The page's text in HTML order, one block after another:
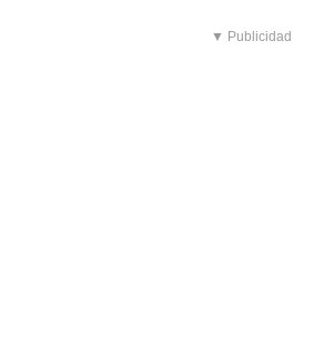
▼ Publicidad